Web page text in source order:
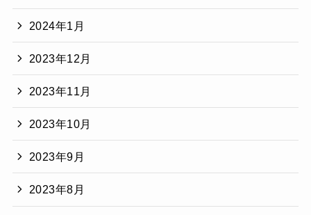
2024年1月
2023年12月
2023年11月
2023年10月
2023年9月
2023年8月